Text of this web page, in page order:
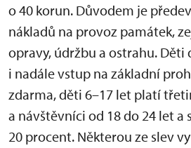
o 40 korun. Důvodem je
nákladů na provoz památek,
opravy, údržbu a ostrahu. Děti
i nadále vstup na základní
zdarma, děti 6–17 let platí
a návštěvníci od 18 do 24 let a
20 procent. Některou ze slev